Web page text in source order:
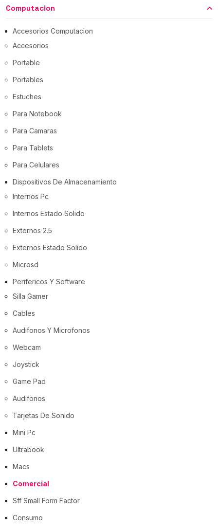
Computacion
Accesorios Computacion
Accesorios
Portable
Portables
Estuches
Para Notebook
Para Camaras
Para Tablets
Para Celulares
Dispositivos De Almacenamiento
Internos Pc
Internos Estado Solido
Externos 2.5
Externos Estado Solido
Microsd
Perifericos Y Software
Silla Gamer
Cables
Audifonos Y Microfonos
Webcam
Joystick
Game Pad
Audifonos
Tarjetas De Sonido
Mini Pc
Ultrabook
Macs
Comercial
Sff Small Form Factor
Consumo